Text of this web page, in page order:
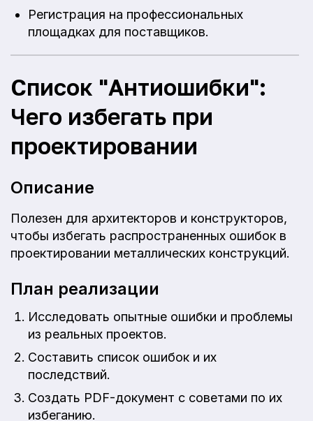
Регистрация на профессиональных
площадках для поставщиков.
Список "Антиошибки":
Чего избегать при
проектировании
Описание
Полезен для архитекторов и конструкторов,
чтобы избегать распространенных ошибок в
проектировании металлических конструкций.
План реализации
Исследовать опытные ошибки и проблемы
из реальных проектов.
Составить список ошибок и их
последствий.
Создать PDF-документ с советами по их
избеганию.